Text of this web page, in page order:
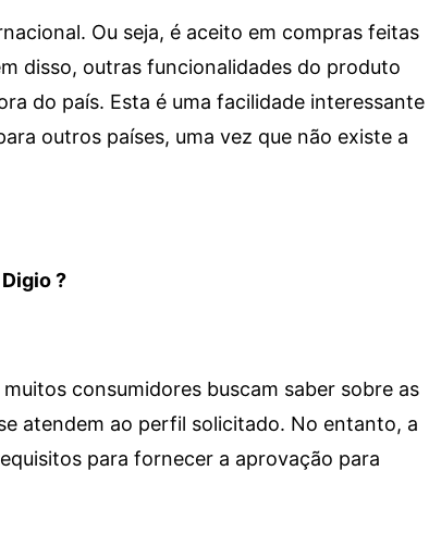
Ou seja, é aceito em compras feitas
disso, outras funcionalidades do produto
do país. Esta é uma facilidade interessante
outros países, uma vez que não existe a
?
consumidores buscam saber sobre as
atendem ao perfil solicitado. No entanto, a
para fornecer a aprovação para